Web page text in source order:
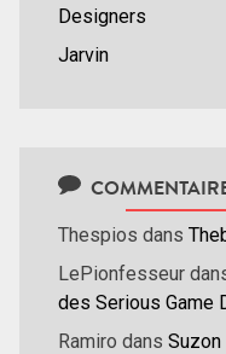
Designers
Jarvin
Thespios dans
LePionfesseur
des Serious Game
Ramiro dans